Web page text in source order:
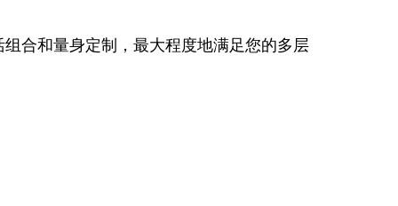
合和量身定制，最大程度地满足您的多层